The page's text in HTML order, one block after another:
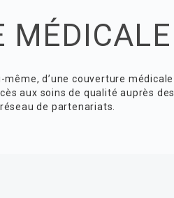
MÉDICALE
d’une couverture médicale
aux soins de qualité auprès des
de partenariats.